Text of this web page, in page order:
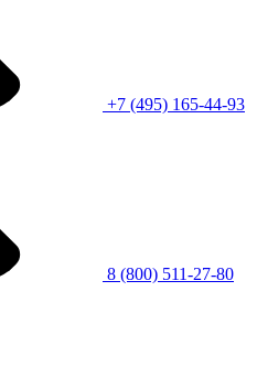
+7 (495) 165-44-93
8 (800) 511-27-80